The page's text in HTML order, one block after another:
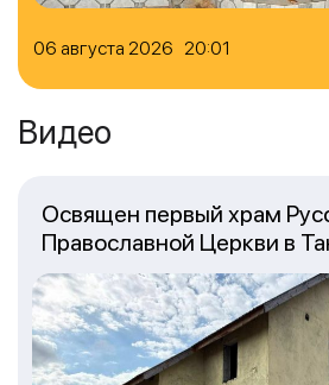
06 августа 2026 20:01
Видео
Освящен первый храм
Православной Церкви в